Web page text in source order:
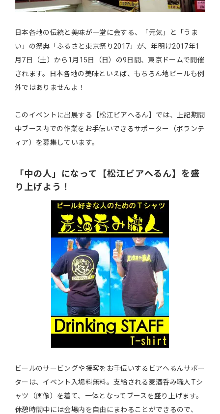
日本各地の伝統と美味が一堂に会する、「元気」と「うま
い」の祭典「ふるさと東京祭り2017」が、年明け2017年1
月7日（土）から1月15日（日）の9日間、東京ドームで開催
されます。日本各地の美味といえば、もちろん地ビールも例
外ではありませんよ！
このイベントに出展する【松江ビアへるん】では、上記期間
中ブース内での作業をお手伝いできるサポーター（ボランテ
ィア）を募集しています。
「中の人」になって【松江ビアへるん】を盛
り上げよう！
ビールのサービングや接客をお手伝いするビアへるんサポー
ターは、イベント入場料無料。支給される麦酒呑み職人Tシ
ャツ（画像）を着て、一体となってブースを盛り上げます。
休憩時間中には会場内を自由にまわることができるので、